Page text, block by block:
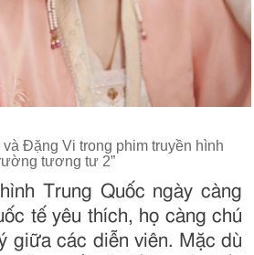
Đặng Vi trong phim truyền hình
tương tư 2”
Trung Quốc ngày càng
tế yêu thích, họ càng chú
giữa các diễn viên. Mặc dù